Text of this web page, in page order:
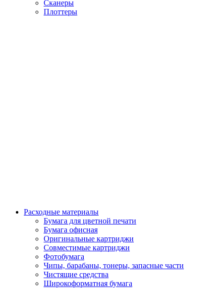
Сканеры
Плоттеры
Расходные материалы
Бумага для цветной печати
Бумага офисная
Оригинальные картриджи
Совместимые картриджи
Фотобумага
Чипы, барабаны, тонеры, запасные части
Чистящие средства
Широкоформатная бумага